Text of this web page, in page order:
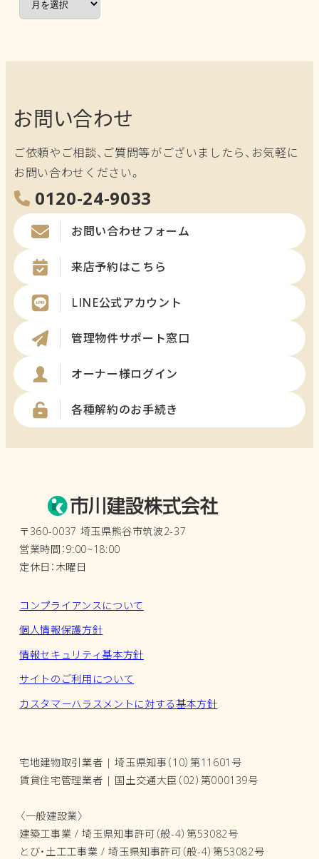
ー
お問い合わせ
ご依頼やご相談、ご質問等がございましたら、お気軽に
お問い合わせください。
0120-24-9033
お問い合わせフォーム
来店予約はこちら
LINE公式アカウント
管理物件サポート窓口
オーナー様ログイン
各種解約のお手続き
〒360-0037 埼玉県熊谷市筑波2-37
営業時間：9:00~18:00
定休日：木曜日
コンプライアンスについて
個人情報保護方針
情報セキュリティ基本方針
サイトのご利用について
カスタマーハラスメントに対する基本方針
宅地建物取引業者 | 埼玉県知事（10）第11601号
賃貸住宅管理業者 | 国土交通大臣（02）第000139号
〈一般建設業〉
建築工事業 / 埼玉県知事許可（般-4）第53082号
とび・土工工事業 / 埼玉県知事許可（般-4）第53082号